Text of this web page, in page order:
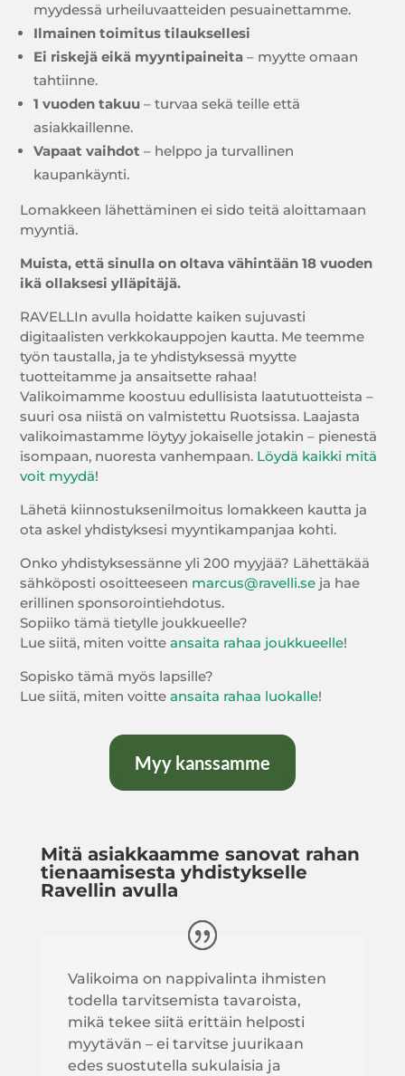
myydessä urheiluvaatteiden pesuainettamme.
Ilmainen toimitus tilauksellesi
Ei riskejä eikä myyntipaineita – myytte omaan
tahtiinne.
1 vuoden takuu – turvaa sekä teille että
asiakkaillenne.
Vapaat vaihdot – helppo ja turvallinen
kaupankäynti.
Lomakkeen lähettäminen ei sido teitä aloittamaan
myyntiä.
Muista, että sinulla on oltava vähintään 18 vuoden
ikä ollaksesi ylläpitäjä.
RAVELLIn avulla hoidatte kaiken sujuvasti
digitaalisten verkkokauppojen kautta. Me teemme
työn taustalla, ja te yhdistyksessä myytte
tuotteitamme ja ansaitsette rahaa!
Valikoimamme koostuu edullisista laatutuotteista –
suuri osa niistä on valmistettu Ruotsissa. Laajasta
valikoimastamme löytyy jokaiselle jotakin – pienestä
isompaan, nuoresta vanhempaan. Löydä kaikki mitä
voit myydä!
Lähetä kiinnostuksenilmoitus lomakkeen kautta ja
ota askel yhdistyksesi myyntikampanjaa kohti.
Onko yhdistyksessänne yli 200 myyjää? Lähettäkää
sähköposti osoitteeseen marcus@ravelli.se ja hae
erillinen sponsorointiehdotus.
Sopiiko tämä tietylle joukkueelle?
Lue siitä, miten voitteansaita rahaa joukkueelle!
Sopisko tämä myös lapsille?
Lue siitä, miten voitteansaita rahaa luokalle!
Myy kanssamme
Mitä asiakkaamme sanovat rahan
tienaamisesta yhdistykselle
Ravellin avulla
Valikoima on nappivalinta ihmisten
todella tarvitsemista tavaroista,
mikä tekee siitä erittäin helposti
myytävän – ei tarvitse juurikaan
edes suostutella sukulaisia ja